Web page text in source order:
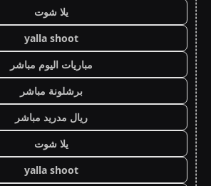
يلا شوت
yalla shoot
مباريات اليوم مباشر
برشلونة مباشر
ريال مدريد مباشر
يلا شوت
yalla shoot